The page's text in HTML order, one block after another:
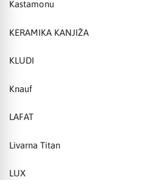
Kastamonu
KERAMIKA KANJIŽA
KLUDI
Knauf
LAFAT
Livarna Titan
LUX